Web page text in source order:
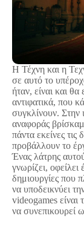
Η Τέχνη και η
σε αυτό το
ήταν, είναι και θα
αντιφατικά, που
συγκλίνουν. Στην
αναφοράς
πάντα εκείνες
προβάλλουν το
Ένας λάτρης
γνωρίζει, οφείλει
δημιουργίες που
να υποδεικνύει
videogames είναι
να συνεπικουρεί